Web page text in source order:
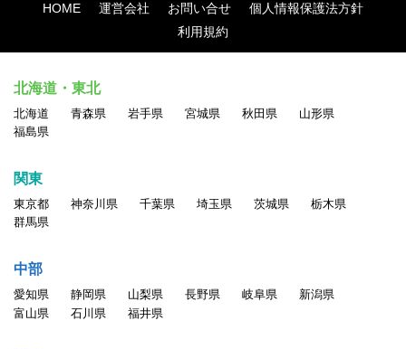
HOME 運営会社 お問い合せ
個人情報保護法方針
利用規約
北海道・東北
北海道 青森県 岩手県 宮城県 秋田県
山形県
福島県
関東
東京都 神奈川県 千葉県 埼玉県 茨城県
栃木県
群馬県
中部
愛知県 静岡県 山梨県 長野県 岐阜県
新潟県
富山県
石川県 福井県